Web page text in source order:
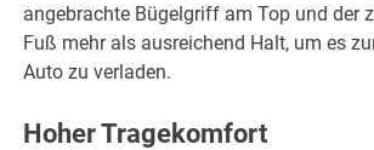
angebrachte Bügelgriff am Top und der
Fuß mehr als ausreichend Halt, um es
Auto zu verladen.
Hoher Tragekomfort